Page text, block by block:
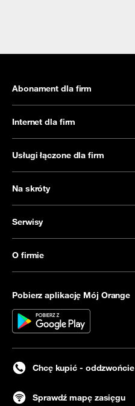
Abonament dla firm
Internet dla firm
Usługi łączone dla firm
Na skróty
Serwisy
O firmie
Pobierz aplikację Mój Orange
Chcę kupić - oddzwońcie
Sprawdź mapę zasięgu